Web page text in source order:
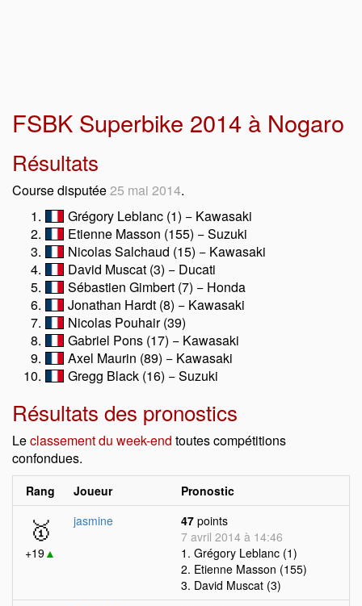
FSBK Superbike 2014 à Nogaro
Résultats
Course disputée25 mai 2014.
Grégory Leblanc (1) − Kawasaki
Etienne Masson (155) − Suzuki
Nicolas Salchaud (15) − Kawasaki
David Muscat (3) − Ducati
Sébastien Gimbert (7) − Honda
Jonathan Hardt (8) − Kawasaki
Nicolas Pouhair (39)
Gabriel Pons (17) − Kawasaki
Axel Maurin (89) − Kawasaki
Gregg Black (16) − Suzuki
Résultats des pronostics
Leclassement du week-end toutes compétitions
confondues.
Rang Joueur Pronostic
🥇
+19▲
jasmine 47 points
7 avril 2014 à 14:46
1. Grégory Leblanc (1)
2. Etienne Masson (155)
3. David Muscat (3)